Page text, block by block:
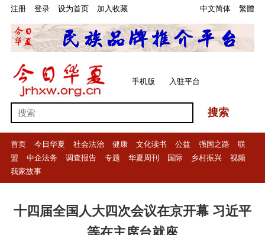
注册 登录 设为首页 加入收藏 中文简体 繁體
手机版 入驻平台
搜索
首页 今日华夏 社会法治 健康 文化读书 公益 强国之路
联
盟
中企法务 调查报告 专题 华夏周刊 国际 乡村振兴
视频
我家故事
十四届全国人大四次会议在京开幕 习近平